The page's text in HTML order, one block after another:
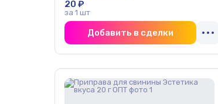
20 ₽
за 1 шт
Добавить в сделки